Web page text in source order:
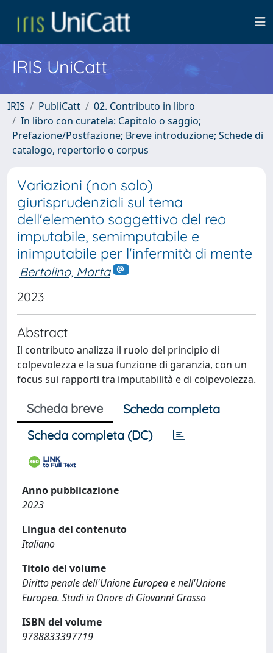
IRIS UniCatt
IRIS PubliCatt
02. Contributo in libro
In libro con curatela: Capitolo o saggio;
Prefazione/Postfazione; Breve introduzione; Schede di
catalogo, repertorio o corpus
Variazioni (non solo)
giurisprudenziali sul tema
dell'elemento soggettivo del reo
imputabile, semimputabile e
inimputabile per l'infermità di mente
Bertolino, Marta
2023
Abstract
Il contributo analizza il ruolo del principio di
colpevolezza e la sua funzione di garanzia, con un
focus sui rapporti tra imputabilità e di colpevolezza.
Scheda breve
Scheda completa
Scheda completa (DC)
Anno pubblicazione
2023
Lingua del contenuto
Italiano
Titolo del volume
Diritto penale dell'Unione Europea e nell'Unione
Europea. Studi in Onore di Giovanni Grasso
ISBN del volume
9788833397719